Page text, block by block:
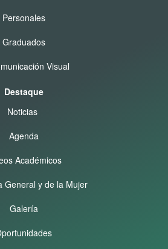
Personales
Graduados
Visual
Destaque
Noticias
Agenda
Académicos
General y de la Mujer
Galería